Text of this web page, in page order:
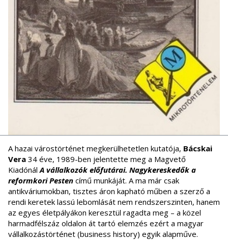
A hazai várostörténet megkerülhetetlen kutatója, Bácskai
Vera 34 éve, 1989-ben jelentette meg a Magvető
KiadónálA vállalkozók előfutárai. Nagykereskedők a
reformkori Pesten című munkáját. A ma már csak
antikváriumokban, tisztes áron kapható műben a szerző a
rendi keretek lassú lebomlását nem rendszerszinten, hanem
az egyes életpályákon keresztül ragadta meg – a közel
harmadfélszáz oldalon át tartó elemzés ezért a magyar
vállalkozástörténet (business history) egyik alapműve.